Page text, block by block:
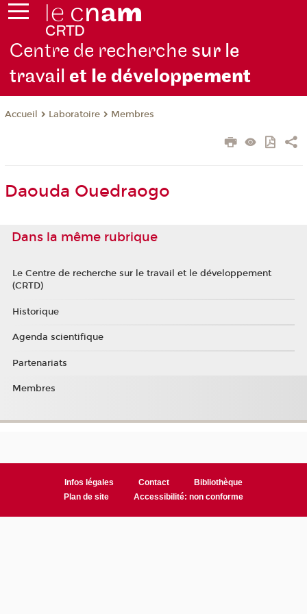
Centre de recherche sur le
travailet le développement
Accueil Laboratoire Membres
Daouda Ouedraogo
Dans la même rubrique
Le Centre de recherche sur le travail et le développement
(CRTD)
Historique
Agenda scientifique
Partenariats
Membres
Infos légales Contact
Bibliothèque
Plan de site
Accessibilité: non conforme